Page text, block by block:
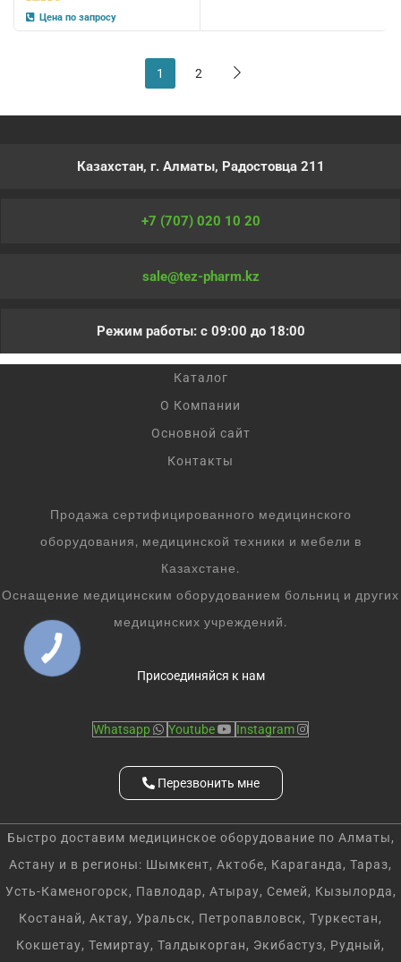
5из 5
Цена по запросу
1 2
Казахстан, г. Алматы, Радостовца 211
+7 (707) 020 10 20
sale@tez-pharm.kz
Режим работы: с 09:00 до 18:00
Каталог
О Компании
Основной сайт
Контакты
Продажа сертифицированного медицинского
оборудования, медицинской техники и мебели в
Казахстане.
Оснащение медицинским оборудованием больниц и других
медицинских учреждений.
Присоединяйся к нам
Whatsapp Youtube Instagram
Перезвонить мне
Быстро доставим медицинское оборудование по Алматы,
Астану и в регионы: Шымкент, Актобе, Караганда, Тараз,
Усть-Каменогорск, Павлодар, Атырау, Семей, Кызылорда,
Костанай, Актау, Уральск, Петропавловск, Туркестан,
Кокшетау, Темиртау, Талдыкорган, Экибастуз, Рудный,